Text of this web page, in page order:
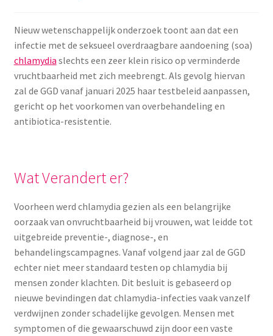
Nieuw wetenschappelijk onderzoek toont aan dat een
infectie met de seksueel overdraagbare aandoening (soa)
chlamydia slechts een zeer klein risico op verminderde
vruchtbaarheid met zich meebrengt. Als gevolg hiervan
zal de GGD vanaf januari 2025 haar testbeleid aanpassen,
gericht op het voorkomen van overbehandeling en
antibiotica-resistentie.
Wat Verandert er?
Voorheen werd chlamydia gezien als een belangrijke
oorzaak van onvruchtbaarheid bij vrouwen, wat leidde tot
uitgebreide preventie-, diagnose-, en
behandelingscampagnes. Vanaf volgend jaar zal de GGD
echter niet meer standaard testen op chlamydia bij
mensen zonder klachten. Dit besluit is gebaseerd op
nieuwe bevindingen dat chlamydia-infecties vaak vanzelf
verdwijnen zonder schadelijke gevolgen. Mensen met
symptomen of die gewaarschuwd zijn door een vaste